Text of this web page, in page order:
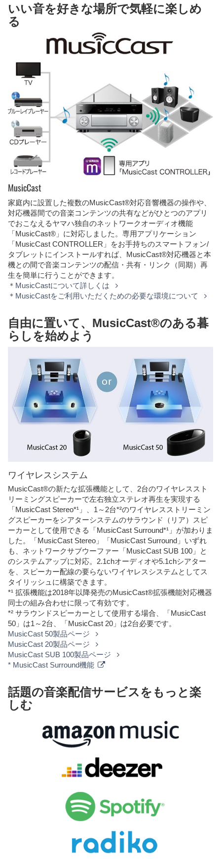
いい音を好きな場所で気軽に楽しめ
る
MusicCast
家庭内に設置した複数のMusicCast®対応音響機器の操作や、
対応機器間での音楽コンテンツの共有などがひとつのアプリ
でおこなえるヤマハ独自のネットワークオーディオ機能
「MusicCast®」に対応しました。専用アプリケーション
「MusicCast CONTROLLER」をお手持ちのスマートフォン/
タブレットにインストールすれば、MusicCast®対応機器と本
機との間で音楽コンテンツの配信・共有・リンク（同期）再
生を簡単に行うことができます。
＊MusicCastについて詳しくは
＊MusicCastをご利用いただくための必要な環境について
自由に置いて、MusicCast®のある暮
らしを始めよう
ワイヤレスシステム
MusicCast®の新たな拡張機能として、2台のワイヤレススト
リーミングスピーカーで左右独立ステレオ再生を実現する
「MusicCast Stereo*¹」、1～2台*²のワイヤレスストリーミン
グスピーカーをシアターシステムのサラウンド（リア）スピ
ーカーとして使用できる「MusicCast Surround*¹」が加わりま
した。「MusicCast Stereo」「MusicCast Surround」いずれ
も、ネットワークサブウーファー「MusicCast SUB 100」と
のシステムアップに対応。2.1chオーディオや5.1chシアター
を、スピーカー配線の要らないワイヤレスシステムとしてス
タイリッシュに構築できます。
*¹ 拡張機能は2018年以降発売のMusicCast®拡張機能対応機器
同士の組み合わせに限って有効です。
*² サラウンドスピーカーとして使用する場合、「MusicCast
50」は1～2台、「MusicCast 20」は2台必要です。
MusicCast 50製品ページ
MusicCast 20製品ページ
MusicCast SUB 100製品ページ
* MusicCast Surround機能
話題の音楽配信サービスをもっと楽
しむ